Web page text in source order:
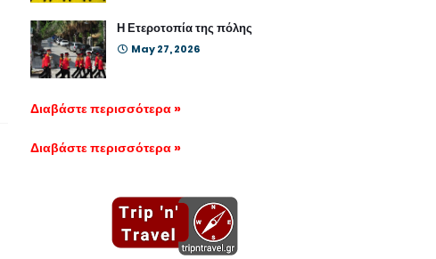
Η Ετεροτοπία της πόλης
May 27, 2026
Διαβάστε περισσότερα »
Διαβάστε περισσότερα »